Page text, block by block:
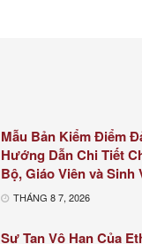
Mẫu Bản Kiểm Điểm
Hướng Dẫn Chi Tiết
Bộ, Giáo Viên và Sinh
THÁNG 8 7, 2026
Sự Tan Vô Hạn Của